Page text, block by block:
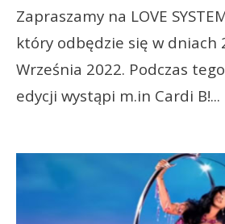
Zapraszamy na LOVE
który odbędzie się w dniach
Września 2022. Podczas
edycji wystąpi m.in Cardi B!...